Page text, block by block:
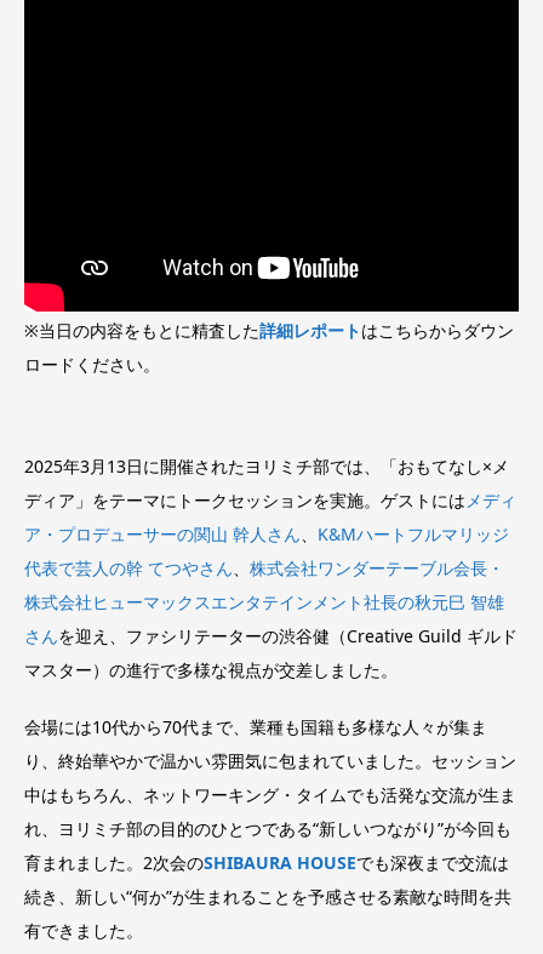
※当日の内容をもとに精査した詳細レポートはこちらからダウン
ロードください。
2025年3月13日に開催されたヨリミチ部では、「おもてなし×メ
ディア」をテーマにトークセッションを実施。ゲストにはメディ
ア・プロデューサーの関山 幹人さん、 K&Mハートフルマリッジ
代表で芸人の幹 てつやさん、 株式会社ワンダーテーブル会長・
株式会社ヒューマックスエンタテインメント社長の秋元巳 智雄
さんを迎え、ファシリテーターの渋谷健（Creative Guild ギルド
マスター）の進行で多様な視点が交差しました。
会場には10代から70代まで、業種も国籍も多様な人々が集ま
り、終始華やかで温かい雰囲気に包まれていました。セッション
中はもちろん、ネットワーキング・タイムでも活発な交流が生ま
れ、ヨリミチ部の目的のひとつである“新しいつながり”が今回も
育まれました。2次会のSHIBAURA HOUSEでも深夜まで交流は
続き、新しい“何か”が生まれることを予感させる素敵な時間を共
有できました。